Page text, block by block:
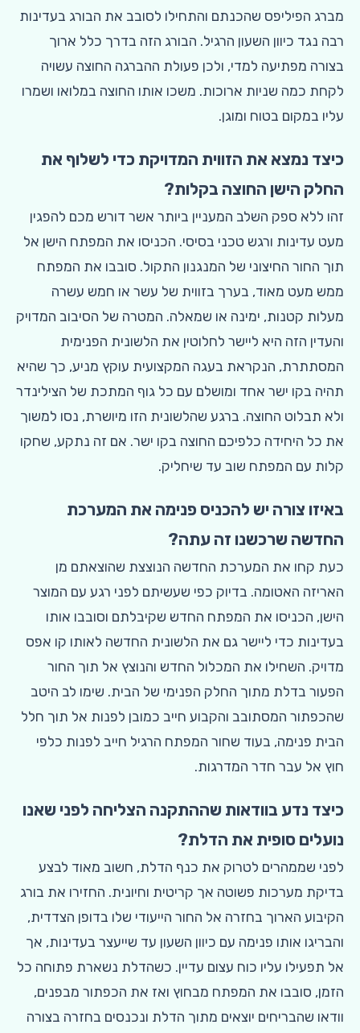
מברג הפיליפס שהכנתם והתחילו לסובב את הבורג בעדינות
רבה נגד כיוון השעון הרגיל. הבורג הזה בדרך כלל ארוך
בצורה מפתיעה למדי, ולכן פעולת ההברגה החוצה עשויה
לקחת כמה שניות ארוכות. משכו אותו החוצה במלואו ושמרו
עליו במקום בטוח ומוגן.
כיצד נמצא את הזווית המדויקת כדי לשלוף את
החלק הישן החוצה בקלות?
זהו ללא ספק השלב המעניין ביותר אשר דורש מכם להפגין
מעט עדינות ורגש טכני בסיסי. הכניסו את המפתח הישן אל
תוך החור החיצוני של המנגנון התקול. סובבו את המפתח
ממש מעט מאוד, בערך בזווית של עשר או חמש עשרה
מעלות קטנות, ימינה או שמאלה. המטרה של הסיבוב המדויק
והעדין הזה היא ליישר לחלוטין את הלשונית הפנימית
המסתתרת, הנקראת בעגה המקצועית עוקץ מניע, כך שהיא
תהיה בקו ישר אחד ומושלם עם כל גוף המתכת של הצילינדר
ולא תבלוט החוצה. ברגע שהלשונית הזו מיושרת, נסו למשוך
את כל היחידה כלפיכם החוצה בקו ישר. אם זה נתקע, שחקו
קלות עם המפתח שוב עד שיחליק.
באיזו צורה יש להכניס פנימה את המערכת
החדשה שרכשנו זה עתה?
כעת קחו את המערכת החדשה הנוצצת שהוצאתם מן
האריזה האטומה. בדיוק כפי שעשיתם לפני רגע עם המוצר
הישן, הכניסו את המפתח החדש שקיבלתם וסובבו אותו
בעדינות כדי ליישר גם את הלשונית החדשה לאותו קו אפס
מדויק. השחילו את המכלול החדש והנוצץ אל תוך החור
הפעור בדלת מתוך החלק הפנימי של הבית. שימו לב היטב
שהכפתור המסתובב והקבוע חייב כמובן לפנות אל תוך חלל
הבית פנימה, בעוד שחור המפתח הרגיל חייב לפנות כלפי
חוץ אל עבר חדר המדרגות.
כיצד נדע בוודאות שההתקנה הצליחה לפני שאנו
נועלים סופית את הדלת?
לפני שממהרים לטרוק את כנף הדלת, חשוב מאוד לבצע
בדיקת מערכות פשוטה אך קריטית וחיונית. החזירו את בורג
הקיבוע הארוך בחזרה אל החור הייעודי שלו בדופן הצדדית,
והבריגו אותו פנימה עם כיוון השעון עד שייעצר בעדינות, אך
אל תפעילו עליו כוח עצום עדיין. כשהדלת נשארת פתוחה כל
הזמן, סובבו את המפתח מבחוץ ואז את הכפתור מבפנים,
וודאו שהבריחים יוצאים מתוך הדלת ונכנסים בחזרה בצורה